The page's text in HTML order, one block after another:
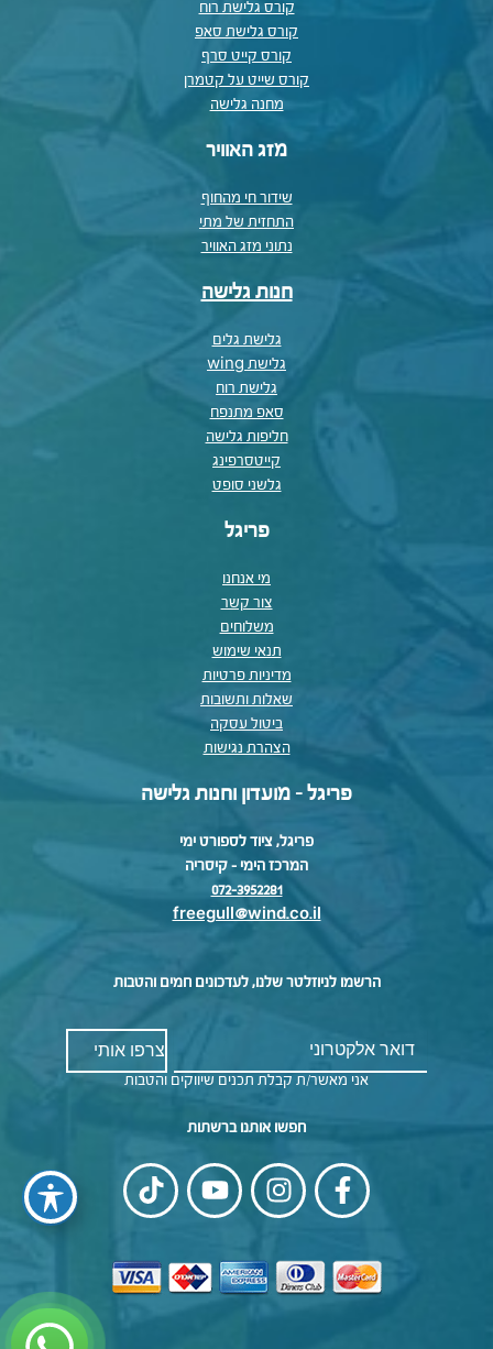
קורס גלישת רוח
קורס גלישת סאפ
קורס קייט סרף
קורס שייט על קטמרן
מחנה גלישה
מזג האוויר
שידור חי מהחוף
התחזית של מתי
נתוני מזג האוויר
חנות גלישה
גלישת גלים
גלישת wing
גלישת רוח
סאפ מתנפח
חליפות גלישה
קייטסרפינג
גלשני סופט
פריגל
מי אנחנו
צור קשר
משלוחים
תנאי שימוש
מדיניות פרטיות
שאלות ותשובות
ביטול עסקה
הצהרת נגישות
פריגל - מועדון וחנות גלישה
פריגל, ציוד לספורט ימי
המרכז הימי – קיסריה
072-3952281
freegull@wind.co.il
הרשמו לניוזלטר שלנו, לעדכונים חמים והטבות
אני מאשר/ת קבלת תכנים שיווקים והטבות
חפשו אותנו ברשתות